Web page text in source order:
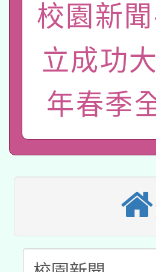
「數位內
pilot」
有關大陸
薪期間赴
轉知經濟
業技術研
用水績優
動」
115年8月
桃園市孔
開 智慧啟
2026年桃
招甄選結
招)
適應運動
暨閱讀推動
科技賦能─
校園新
立成功
年春季